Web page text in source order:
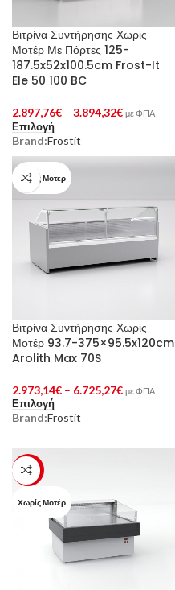
Βιτρίνα Συντήρησης Χωρίς
Μοτέρ Με Πόρτες 125-
187.5x52x100.5cm Frost-It
Ele 50 100 BC
2.897,76€ – 3.894,32€ με ΦΠΑ
Επιλογή
Brand:Frostit
Χωρίς Μοτέρ
Βιτρίνα Συντήρησης Χωρίς
Μοτέρ 93.7-375×95.5x120cm
Arolith Max 70S
2.973,14€ – 6.725,27€ με ΦΠΑ
Επιλογή
Brand:Frostit
-23%
Χωρίς Μοτέρ